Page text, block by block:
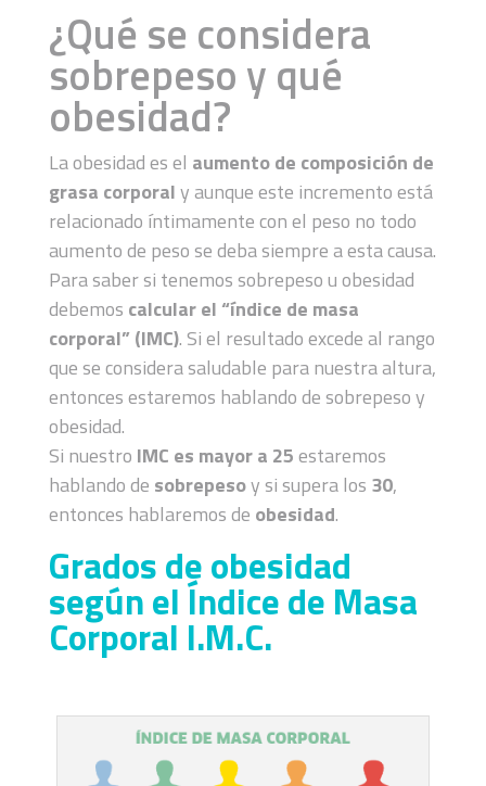
¿Qué se considera
sobrepeso y qué
obesidad?
La obesidad es el aumento de composición de
grasa corporaly aunque este incremento está
relacionado íntimamente con el peso no todo
aumento de peso se deba siempre a esta causa.
Para saber si tenemos sobrepeso u obesidad
debemos calcular el “índice de masa
corporal” (IMC). Si el resultado excede al rango
que se considera saludable para nuestra altura,
entonces estaremos hablando de sobrepeso y
obesidad.
Si nuestro IMC es mayor a 25estaremos
hablando de sobrepesoy si supera los 30,
entonces hablaremos de obesidad.
Grados de obesidad
según el Índice de Masa
Corporal I.M.C.